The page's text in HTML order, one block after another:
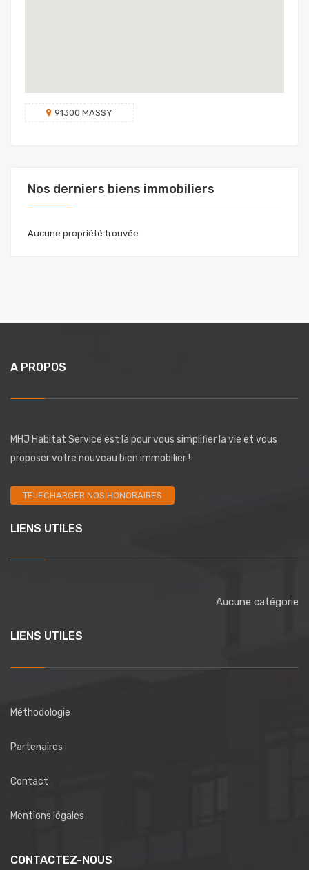
91300 MASSY
Nos derniers biens immobiliers
Aucune propriété trouvée
A PROPOS
MHJ Habitat Service est là pour vous simplifier la vie et vous
proposer votre nouveau bien immobilier !
TELECHARGER NOS HONORAIRES
LIENS UTILES
Aucune catégorie
LIENS UTILES
Méthodologie
Partenaires
Contact
Mentions légales
CONTACTEZ-NOUS